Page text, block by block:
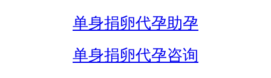
单身捐卵代孕助孕
单身捐卵代孕咨询